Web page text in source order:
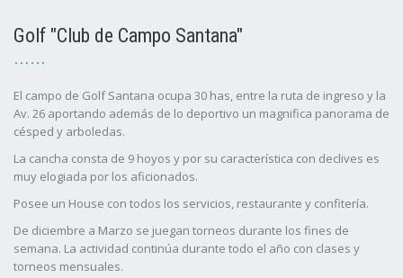
Golf "Club de Campo Santana"
El campo de Golf Santana ocupa 30 has, entre la ruta de ingreso y la
Av. 26 aportando además de lo deportivo un magnifica panorama de
césped y arboledas.
La cancha consta de 9 hoyos y por su característica con declives es
muy elogiada por los aficionados.
Posee un House con todos los servicios, restaurante y confitería.
De diciembre a Marzo se juegan torneos durante los fines de
semana. La actividad continúa durante todo el año con clases y
torneos mensuales.